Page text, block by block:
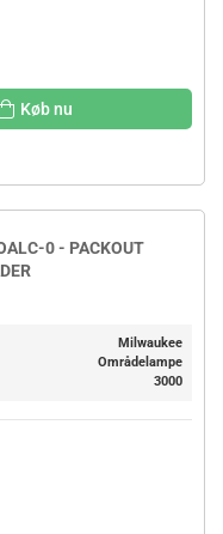
Køb nu
0 - PACKOUT
Milwaukee
Områdelampe
3000